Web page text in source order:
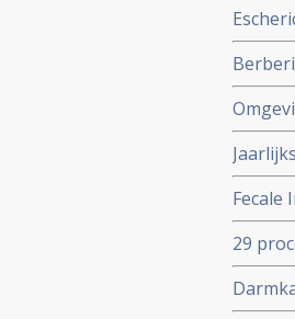
en
na
studie
beste
Fecale
wel of
29
risico